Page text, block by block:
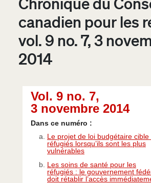
canadien pour les
vol. 9 no. 7, 3
2014
Vol. 9 no. 7,
3 novembre 2014
Dans ce numéro :
Le projet de loi budgétaire cible
réfugiés lorsqu’ils sont les plus
vulnérables
Les soins de santé pour les
réfugiés : le gouvernement
doit rétablir l’accès